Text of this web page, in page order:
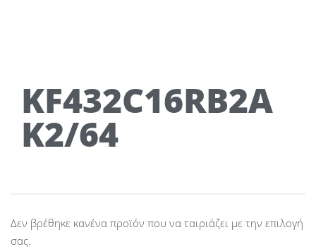
KF432C16RB2A
K2/64
Δεν βρέθηκε κανένα προϊόν που να ταιριάζει με την επιλογή
σας.